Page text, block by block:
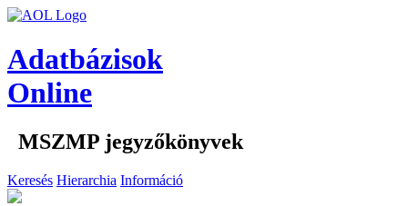
Adatbázisok
Online
MSZMP jegyzőkönyvek
Keresés Hierarchia Információ